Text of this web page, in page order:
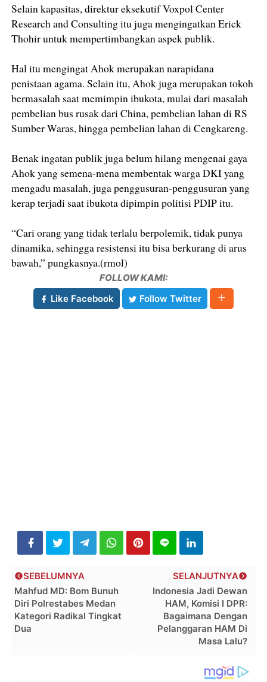
Selain kapasitas, direktur eksekutif Voxpol Center
Research and Consulting itu juga mengingatkan Erick
Thohir untuk mempertimbangkan aspek publik.
Hal itu mengingat Ahok merupakan narapidana
penistaan agama. Selain itu, Ahok juga merupakan tokoh
bermasalah saat memimpin ibukota, mulai dari masalah
pembelian bus rusak dari China, pembelian lahan di RS
Sumber Waras, hingga pembelian lahan di Cengkareng.
Benak ingatan publik juga belum hilang mengenai gaya
Ahok yang semena-mena membentak warga DKI yang
mengadu masalah, juga penggusuran-penggusuran yang
kerap terjadi saat ibukota dipimpin politisi PDIP itu.
“Cari orang yang tidak terlalu berpolemik, tidak punya
dinamika, sehingga resistensi itu bisa berkurang di arus
bawah,” pungkasnya.(rmol)
FOLLOW KAMI:
Like Facebook
Follow Twitter
SELANJUTNYA
Indonesia Jadi Dewan
HAM, Komisi I DPR:
Bagaimana Dengan
Pelanggaran HAM Di
Masa Lalu?
SEBELUMNYA
Mahfud MD: Bom Bunuh
Diri Polrestabes Medan
Kategori Radikal Tingkat
Dua